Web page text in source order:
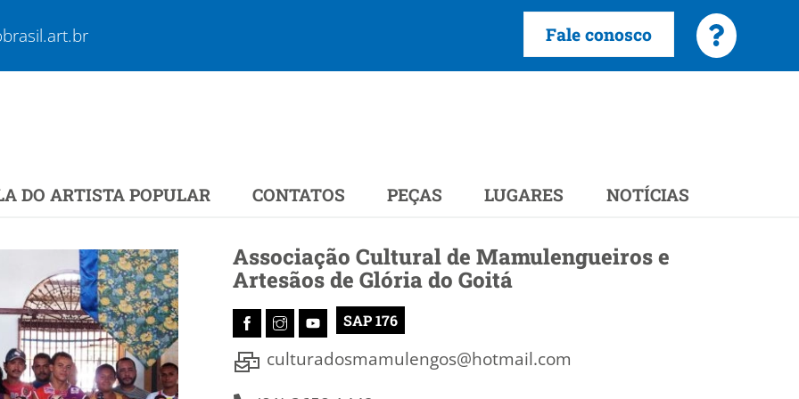
Fale conosco
DO ARTISTA POPULAR CONTATOS PEÇAS LUGARES NOTÍCIAS
Associação Cultural de Mamulengueiros e
Artesãos de Glória do Goitá
SAP 176
culturadosmamulengos@hotmail.com